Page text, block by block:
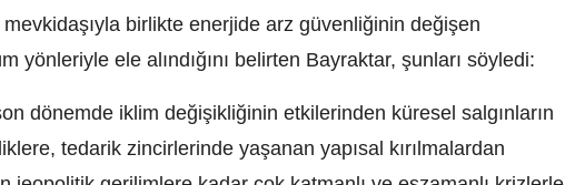
mevkidaşıyla birlikte enerjide arz güvenliğinin değişen
yönleriyle ele alındığını belirten Bayraktar, şunları söyledi:
dönemde iklim değişikliğinin etkilerinden küresel salgınların
tedarik zincirlerinde yaşanan yapısal kırılmalardan